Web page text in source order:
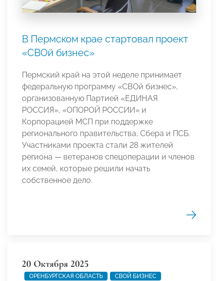
В Пермском крае стартовал проект
«СВОй бизнес»
Пермский край на этой неделе принимает
федеральную программу «СВОй бизнес»,
организованную Партией «ЕДИНАЯ
РОССИЯ», «ОПОРОЙ РОССИИ» и
Корпорацией МСП при поддержке
регионального правительства, Сбера и ПСБ.
Участниками проекта стали 28 жителей
региона — ветеранов спецоперации и членов
их семей, которые решили начать
собственное дело.
20 Октября 2025
ОРЕНБУРГСКАЯ ОБЛАСТЬ СВОЙ БИЗНЕС